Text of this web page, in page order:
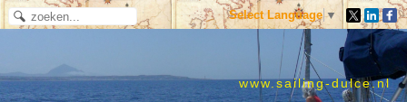
Select Language ▼
www.sailing-dulce.nl